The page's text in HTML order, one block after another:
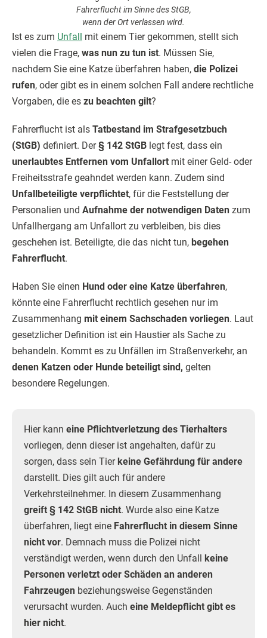
Fahrerflucht im Sinne des StGB,
wenn der Ort verlassen wird.
Ist es zum Unfall mit einem Tier gekommen, stellt sich
vielen die Frage, was nun zu tun ist. Müssen Sie,
nachdem Sie eine Katze überfahren haben, die Polizei
rufen, oder gibt es in einem solchen Fall andere rechtliche
Vorgaben, die es zu beachten gilt?
Fahrerflucht ist als Tatbestand im Strafgesetzbuch
(StGB) definiert. Der§ 142 StGB legt fest, dass ein
unerlaubtes Entfernen vom Unfallort mit einer Geld- oder
Freiheitsstrafe geahndet werden kann. Zudem sind
Unfallbeteiligte verpflichtet, für die Feststellung der
Personalien und Aufnahme der notwendigen Daten zum
Unfallhergang am Unfallort zu verbleiben, bis dies
geschehen ist. Beteiligte, die das nicht tun, begehen
Fahrerflucht.
Haben Sie einen Hund oder eine Katze überfahren,
könnte eine Fahrerflucht rechtlich gesehen nur im
Zusammenhang mit einem Sachschaden vorliegen. Laut
gesetzlicher Definition ist ein Haustier als Sache zu
behandeln. Kommt es zu Unfällen im Straßenverkehr, an
denen Katzen oder Hunde beteiligt sind, gelten
besondere Regelungen.
Hier kann eine Pflichtverletzung des Tierhalters
vorliegen, denn dieser ist angehalten, dafür zu
sorgen, dass sein Tier keine Gefährdung für andere
darstellt. Dies gilt auch für andere
Verkehrsteilnehmer. In diesem Zusammenhang
greift § 142 StGB nicht. Wurde also eine Katze
überfahren, liegt eine Fahrerflucht in diesem Sinne
nicht vor. Demnach muss die Polizei nicht
verständigt werden, wenn durch den Unfall keine
Personen verletzt oder Schäden an anderen
Fahrzeugen beziehungsweise Gegenständen
verursacht wurden. Auch eine Meldepflicht gibt es
hier nicht.